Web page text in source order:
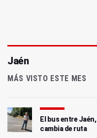
Jaén
MÁS VISTO ESTE MES
El bus entre
cambia de ruta